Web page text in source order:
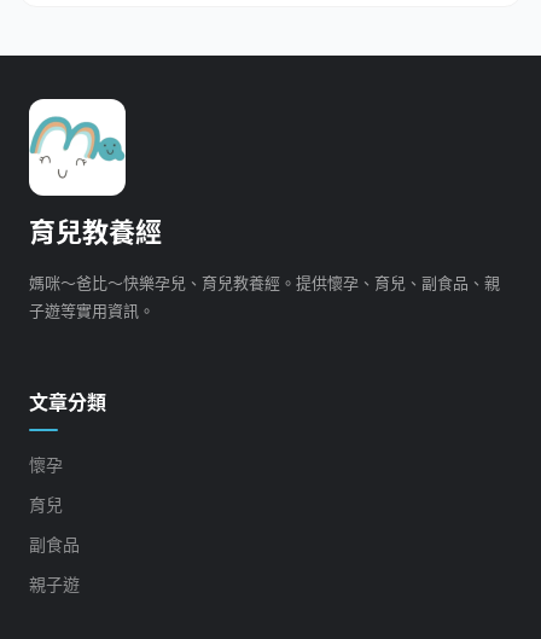
育兒教養經
媽咪～爸比～快樂孕兒、育兒教養經。提供懷孕、育兒、副食品、親
子遊等實用資訊。
文章分類
懷孕
育兒
副食品
親子遊